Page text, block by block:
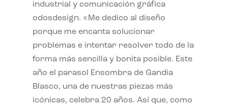
industrial y comunicación gráfica
odosdesign. «Me dedico al diseño
porque me encanta solucionar
problemas e intentar resolver todo de la
forma más sencilla y bonita posible. Este
año el parasol Ensombra de Gandia
Blasco, una de nuestras piezas más
icónicas, celebra 20 años. Así que, como